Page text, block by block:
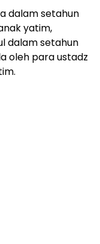
dalam setahun
yatim,
dalam setahun
oleh para ustadz